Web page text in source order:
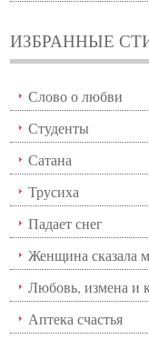
ИЗБРАННЫЕ
Слово о любви
Студенты
Сатана
Трусиха
Падает снег
Женщина сказала
Любовь, измена и
Аптека счастья